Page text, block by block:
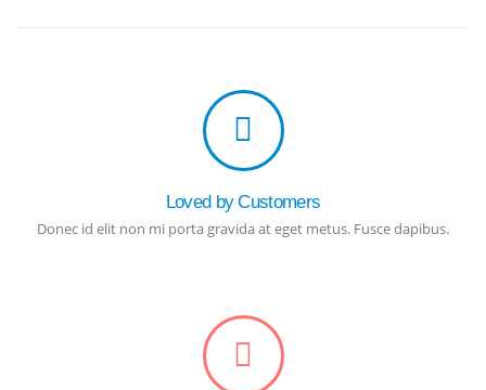
Loved by Customers
Donec id elit non mi porta gravida at eget metus. Fusce dapibus.